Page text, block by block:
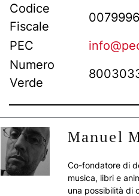
Codice
Fiscale
PEC
Numero
Verde
Manuel
Co-fondatore di
musica, libri e
una possibilità di